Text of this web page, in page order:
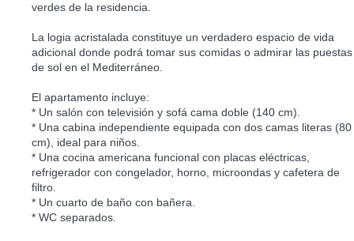
verdes de la residencia.
La logia acristalada constituye un verdadero espacio de vida
adicional donde podrá tomar sus comidas o admirar las puestas
de sol en el Mediterráneo.
El apartamento incluye:
* Un salón con televisión y sofá cama doble (140 cm).
* Una cabina independiente equipada con dos camas literas (80
cm), ideal para niños.
* Una cocina americana funcional con placas eléctricas,
refrigerador con congelador, horno, microondas y cafetera de
filtro.
* Un cuarto de baño con bañera.
* WC separados.